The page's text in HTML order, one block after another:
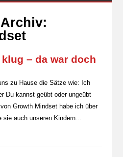
– da war doch
zu Hause die Sätze wie: Ich
Du kannst geübt oder ungeübt
Growth Mindset habe ich über
sie auch unseren Kindern…